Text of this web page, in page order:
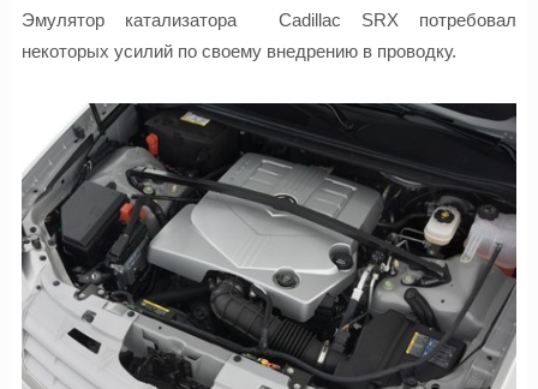
Эмулятор катализатора Cadillac SRX потребовал
некоторых усилий по своему внедрению в проводку.